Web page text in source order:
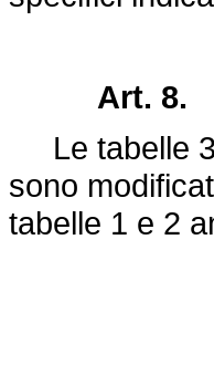
Art. 8.
Le tabelle 3
sono
tabelle 1 e 2